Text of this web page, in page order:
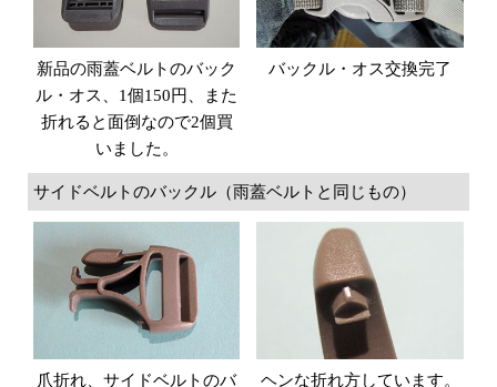
新品の雨蓋ベルトのバック
ル・オス、1個150円、また
折れると面倒なので2個買
いました。
バックル・オス交換完了
サイドベルトのバックル（雨蓋ベルトと同じもの）
爪折れ、サイドベルトのバ ヘンな折れ方しています。